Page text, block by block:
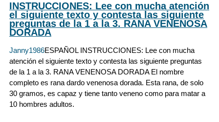
INSTRUCCIONES: Lee con mucha atención
el siguiente texto y contesta las siguiente
preguntas de la 1 a la 3. RANA VENENOSA
DORADA
Janny1986ESPAÑOL INSTRUCCIONES: Lee con mucha
atención el siguiente texto y contesta las siguiente preguntas
de la 1 a la 3. RANA VENENOSA DORADA El nombre
completo es rana dardo venenosa dorada. Esta rana, de solo
30 gramos, es capaz y tiene tanto veneno como para matar a
10 hombres adultos.